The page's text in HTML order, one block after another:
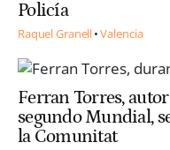
Policía
Raquel Granell Valencia
Ferran Torres,
segundo Mundial,
la Comunitat